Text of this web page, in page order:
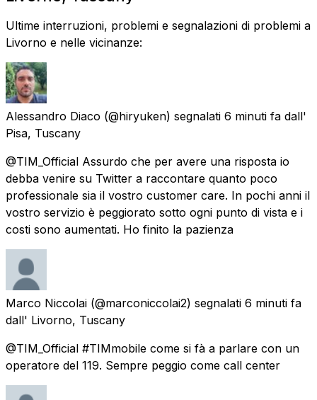
Ultime interruzioni, problemi e segnalazioni di problemi a
Livorno e nelle vicinanze:
Alessandro Diaco (@hiryuken) segnalati 6 minuti fa dall'
Pisa, Tuscany
@TIM_Official Assurdo che per avere una risposta io
debba venire su Twitter a raccontare quanto poco
professionale sia il vostro customer care. In pochi anni il
vostro servizio è peggiorato sotto ogni punto di vista e i
costi sono aumentati. Ho finito la pazienza
Marco Niccolai (@marconiccolai2) segnalati 6 minuti fa
dall' Livorno, Tuscany
@TIM_Official #TIMmobile come si fà a parlare con un
operatore del 119. Sempre peggio come call center